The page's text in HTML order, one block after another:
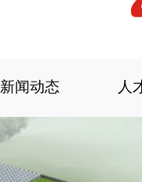
新闻动态 人